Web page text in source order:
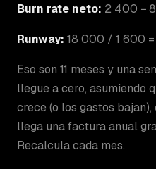
Burn rate neto: 2 400 −
Runway: 18 000 / 1 600 =
Eso son 11 meses y una
llegue a cero, asumiendo
crece (o los gastos
llega una factura anual
Recalcula cada mes.